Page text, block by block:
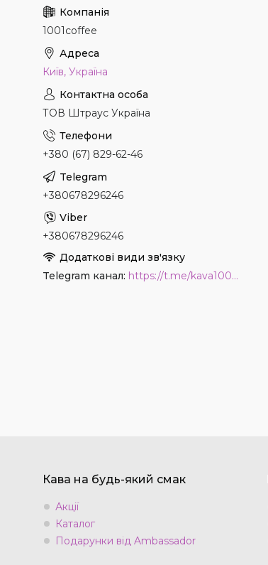
1001coffee
Київ, Україна
ТОВ Штраус Україна
+380 (67) 829-62-46
+380678296246
+380678296246
Telegram канал https://t.me/kava1001coffee
Кава на будь-який смак
Акції
Каталог
Подарунки від Ambassador